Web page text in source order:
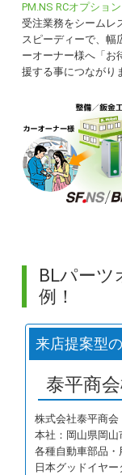
PM.NS RCオプション
受注業務をシームレ
スピーディーで、幅
ーオーナー様へ「お
援する事につながり
BLパーツ
例！
来店提案型
泰平商
株式会社泰平商会
本社：岡山県岡山
各種自動車部品
日本グッドイヤ